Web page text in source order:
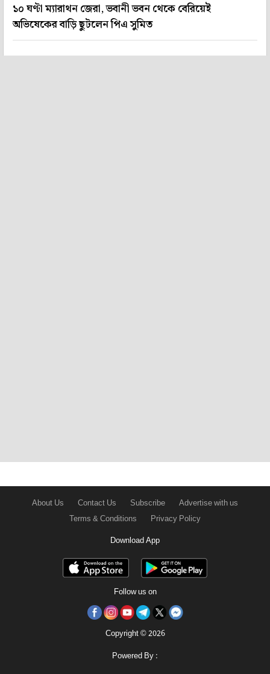
১০ ঘণ্টা ম্যারাথন জেরা, ভবানী ভবন থেকে বেরিয়েই
অভিষেকের বাড়ি ছুটলেন পিএ সুমিত
About Us Contact Us Subscribe
Advertise with us
Terms & Conditions
Privacy Policy
Download App
Follow us on
Copyright © 2026
Powered By :